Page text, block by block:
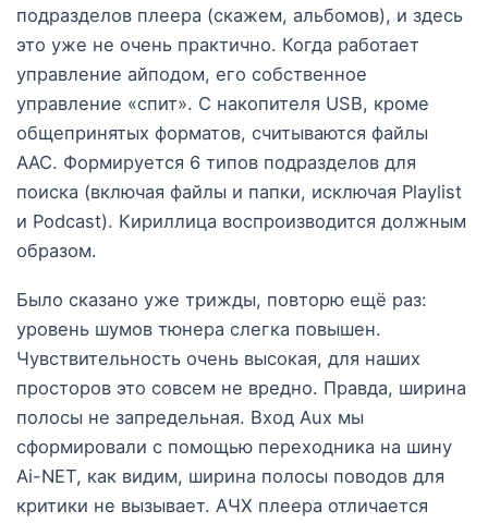
подразделов плеера (скажем, альбомов), и здесь
это уже не очень практично. Когда работает
управление айподом, его собственное
управление «спит». С накопителя USB, кроме
общепринятых форматов, считываются файлы
AAC. Формируется 6 типов подразделов для
поиска (включая файлы и папки, исключая Playlist
и Podcast). Кириллица воспроизводится должным
образом.
Было сказано уже трижды, повторю ещё раз:
уровень шумов тюнера слегка повышен.
Чувствительность очень высокая, для наших
просторов это совсем не вредно. Правда, ширина
полосы не запредельная. Вход Aux мы
сформировали с помощью переходника на шину
Ai-NET, как видим, ширина полосы поводов для
критики не вызывает. АЧХ плеера отличается